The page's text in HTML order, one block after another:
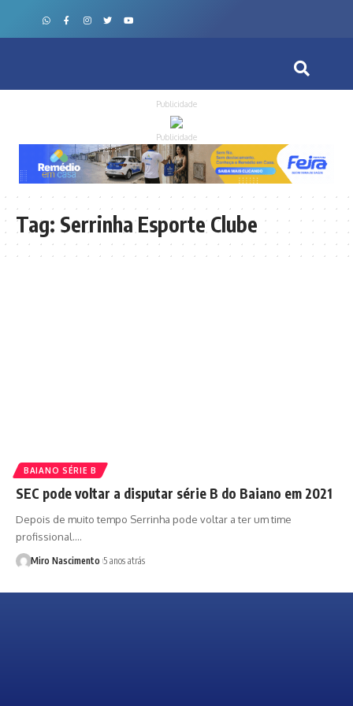
Publicidade
Publicidade
Tag: Serrinha Esporte Clube
BAIANO SÉRIE B
SEC pode voltar a disputar série B do Baiano em 2021
Depois de muito tempo Serrinha pode voltar a ter um time
profissional.…
Miro Nascimento 5 anos atrás